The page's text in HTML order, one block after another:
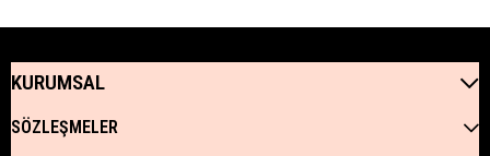
KURUMSAL
SÖZLEŞMELER